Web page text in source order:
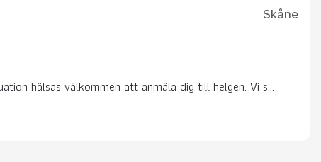
Skåne
hälsas välkommen att anmäla dig till helgen. Vi s...